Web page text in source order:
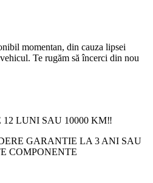
momentan, din cauza lipsei
Te rugăm să încerci din nou
LUNI SAU 10000 KM‼️
GARANTIE LA 3 ANI SAU
COMPONENTE